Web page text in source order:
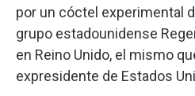
por un cóctel experimental
grupo estadounidense
en Reino Unido, el mismo
expresidente de Estados